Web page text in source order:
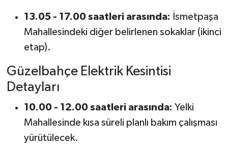
13.05 - 17.00 saatleri arasında: İsmetpaşa
Mahallesindeki diğer belirlenen sokaklar (ikinci
etap).
Güzelbahçe Elektrik Kesintisi
Detayları
10.00 - 12.00 saatleri arasında: Yelki
Mahallesinde kısa süreli planlı bakım çalışması
yürütülecek.